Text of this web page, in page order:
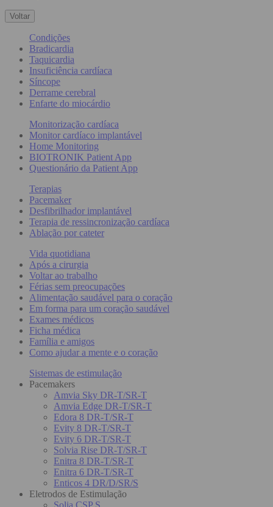
Voltar
Condições
Bradicardia
Taquicardia
Insuficiência cardíaca
Síncope
Derrame cerebral
Enfarte do miocárdio
Monitorização cardíaca
Monitor cardíaco implantável
Home Monitoring
BIOTRONIK Patient App
Questionário da Patient App
Terapias
Pacemaker
Desfibrilhador implantável
Terapia de ressincronização cardíaca
Ablação por cateter
Vida quotidiana
Após a cirurgia
Voltar ao trabalho
Férias sem preocupações
Alimentação saudável para o coração
Em forma para um coração saudável
Exames médicos
Ficha médica
Família e amigos
Como ajudar a mente e o coração
Sistemas de estimulação
Pacemakers
Amvia Sky DR-T/SR-T
Amvia Edge DR-T/SR-T
Edora 8 DR-T/SR-T
Evity 8 DR-T/SR-T
Evity 6 DR-T/SR-T
Solvia Rise DR-T/SR-T
Enitra 8 DR-T/SR-T
Enitra 6 DR-T/SR-T
Enticos 4 DR/D/SR/S
Eletrodos de Estimulação
Solia CSP S